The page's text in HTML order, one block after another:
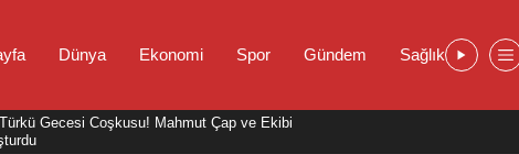
Dünya Ekonomi Spor Gündem Sağlık
Türkü Gecesi Coşkusu! Mahmut Çap ve Ekibi